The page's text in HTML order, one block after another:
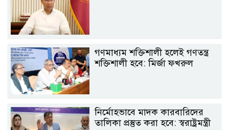
গণমাধ্যম শক্তিশালী হলেই গণতন্ত্র
শক্তিশালী হবে: মির্জা ফখরুল
নির্মোহভাবে মাদক কারবারিদের
তালিকা প্রস্তুত করা হবে: স্বরাষ্ট্রমন্ত্রী